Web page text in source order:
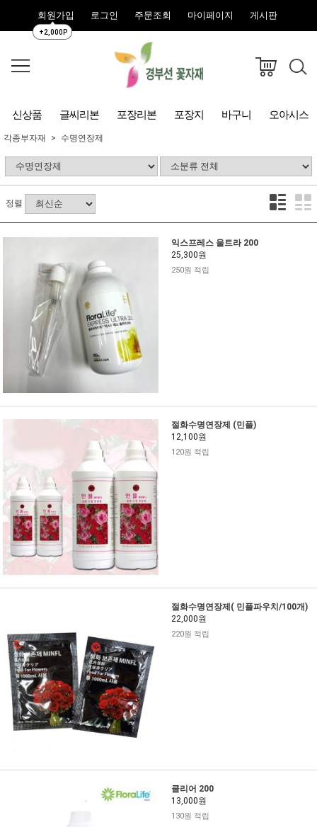
회원가입
+2,000P
로그인 주문조회 마이페이지 게시판
신상품 글씨리본 포장리본 포장지 바구니 오아시스
각종부자재 수명연장제
정렬
익스프레스 울트라 200
25,300원
250원 적립
절화수명연장제 (민플)
12,100원
120원 적립
절화수명연장제( 민플파우치/100개)
22,000원
220원 적립
클리어 200
13,000원
130원 적립